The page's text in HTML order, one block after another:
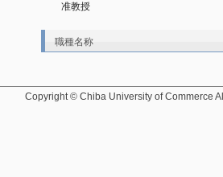
准教授
職種名称